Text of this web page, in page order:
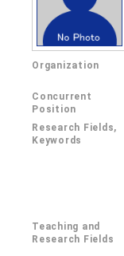
Organization
Concurrent
Position
Research Fields,
Keywords
Teaching and
Research Fields